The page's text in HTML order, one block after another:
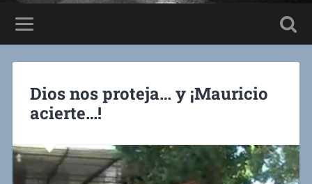
Dios nos proteja… y ¡Mauricio
acierte…!